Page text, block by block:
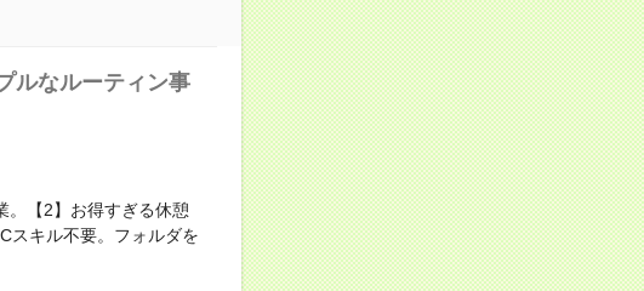
ルなルーティン事
。【2】お得すぎる休憩
スキル不要。フォルダを